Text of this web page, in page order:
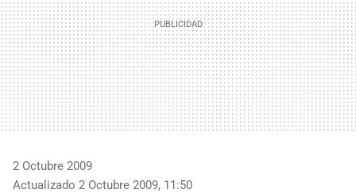
2 Octubre 2009
Actualizado 2 Octubre 2009, 11:50